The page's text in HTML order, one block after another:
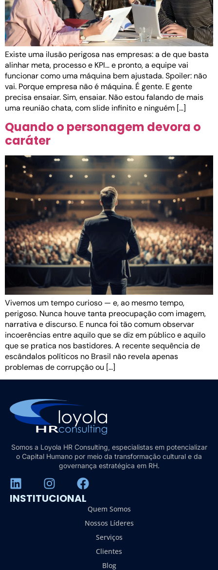
Existe uma ilusão perigosa nas empresas: a de que basta
alinhar meta, processo e KPI… e pronto, a equipe vai
funcionar como uma máquina bem ajustada. Spoiler: não
vai. Porque empresa não é máquina. É gente. E gente
precisa ensaiar. Sim, ensaiar. Não estou falando de mais
uma reunião chata, com slide infinito e ninguém […]
Quando o personagem devora o
caráter
Vivemos um tempo curioso — e, ao mesmo tempo,
perigoso. Nunca houve tanta preocupação com imagem,
narrativa e discurso. E nunca foi tão comum observar
incoerências entre aquilo que se diz em público e aquilo
que se pratica nos bastidores. A recente sequência de
escândalos políticos no Brasil não revela apenas
problemas de corrupção ou […]
Somos a Loyola HR Consulting, especialistas em potencializar
o Capital Humano por meio da transformação cultural e da
governança estratégica em RH.
INSTITUCIONAL
Quem Somos
Nossos Líderes
Serviços
Clientes
Blog